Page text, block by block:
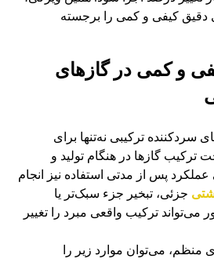
دقیق کیفی و کمی را برجسته
و کمی در گازهای
سردکننده ترکیبی نه‌تنها برای
گازها در هنگام تولید و
پس از مدتی استفاده نیز انجام
جزئی، تبخیر جزء سبک‌تر یا
می‌تواند ترکیب واقعی مبرد را تغییر
منظم، می‌توان موارد زیر را